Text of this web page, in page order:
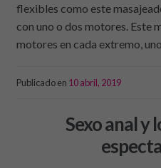
flexibles como este
con uno o dos motores. Este
motores en cada extremo,
Publicado en 10 abril, 2019
Sexo anal y